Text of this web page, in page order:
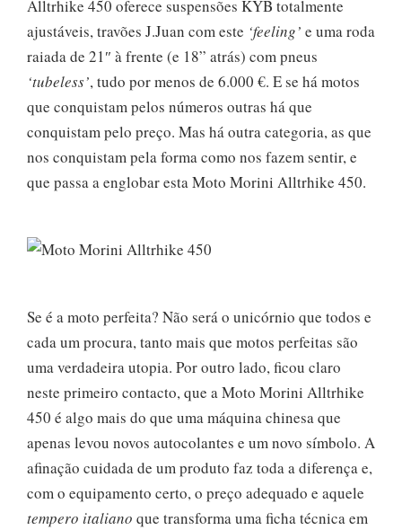
Alltrhike 450 oferece suspensões KYB totalmente
ajustáveis, travões J.Juan com este ‘feeling’ e uma roda
raiada de 21″ à frente (e 18” atrás) com pneus
‘tubeless’, tudo por menos de 6.000 €. E se há motos
que conquistam pelos números outras há que
conquistam pelo preço. Mas há outra categoria, as que
nos conquistam pela forma como nos fazem sentir, e
que passa a englobar esta Moto Morini Alltrhike 450.
Se é a moto perfeita? Não será o unicórnio que todos e
cada um procura, tanto mais que motos perfeitas são
uma verdadeira utopia. Por outro lado, ficou claro
neste primeiro contacto, que a Moto Morini Alltrhike
450 é algo mais do que uma máquina chinesa que
apenas levou novos autocolantes e um novo símbolo. A
afinação cuidada de um produto faz toda a diferença e,
com o equipamento certo, o preço adequado e aquele
tempero italiano que transforma uma ficha técnica em